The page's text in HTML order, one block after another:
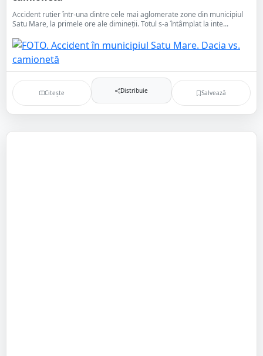
Accident rutier într-una dintre cele mai aglomerate zone din municipiul
Satu Mare, la primele ore ale dimineții. Totul s-a întâmplat la inte...
Citește Distribuie Salvează